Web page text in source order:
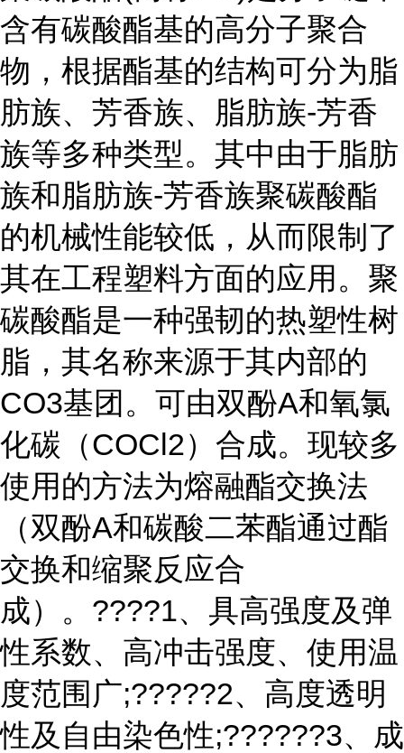
含有碳酸酯基的高分子聚合
物，根据酯基的结构可分为脂
肪族、芳香族、脂肪族-芳香
族等多种类型。其中由于脂肪
族和脂肪族-芳香族聚碳酸酯
的机械性能较低，从而限制了
其在工程塑料方面的应用。聚
碳酸酯是一种强韧的热塑性树
脂，其名称来源于其内部的
CO3基团。可由双酚A和氧氯
化碳（COCl2）合成。现较多
使用的方法为熔融酯交换法
（双酚A和碳酸二苯酯通过酯
交换和缩聚反应合
成）。????1、具高强度及弹
性系数、高冲击强度、使用温
度范围广;?????2、高度透明
性及自由染色性;??????3、成